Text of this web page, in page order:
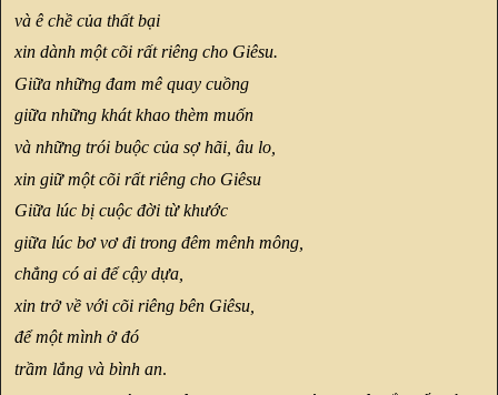
và ê chề của thất bại
xin dành một cõi rất riêng cho Giêsu.
Giữa những đam mê quay cuồng
giữa những khát khao thèm muốn
và những trói buộc của sợ hãi, âu lo,
xin giữ một cõi rất riêng cho Giêsu
Giữa lúc bị cuộc đời từ khước
giữa lúc bơ vơ đi trong đêm mênh mông,
chẳng có ai để cậy dựa,
xin trở về với cõi riêng bên Giêsu,
để một mình ở đó
trầm lắng và bình an.